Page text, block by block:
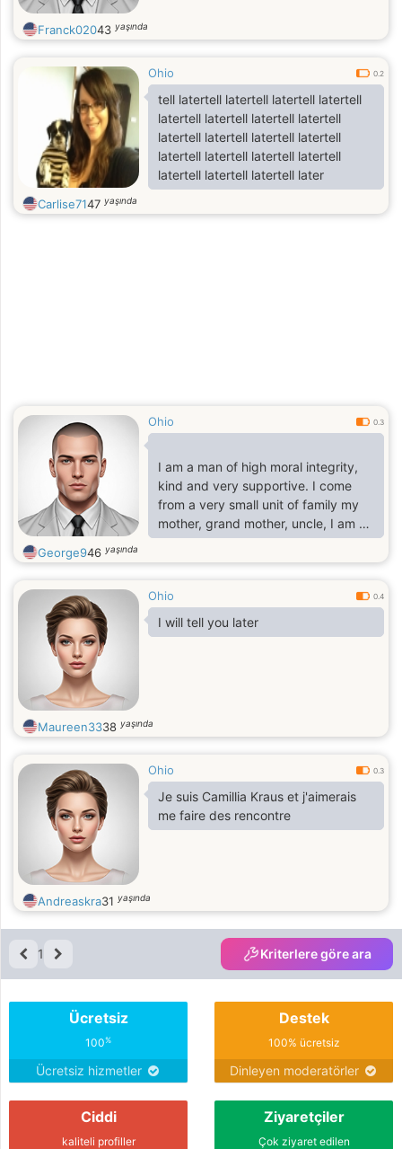
Franck02043 yaşında
Ohio 0.2
tell latertell latertell latertell latertell
latertell latertell latertell latertell
latertell latertell latertell latertell
latertell latertell latertell latertell
latertell latertell latertell later
Carlise7147 yaşında
Ohio 0.3
I am a man of high moral integrity,
kind and very supportive. I come
from a very small unit of family my
mother, grand mother, uncle, I am a
nice, honest and good hearted man,
with so much love and tender care,
woman, have so much love to give.
George946 yaşında
Ohio 0.4
I will tell you later
Maureen3338 yaşında
Ohio 0.3
Je suis Camillia Kraus et j'aimerais
me faire des rencontre
Andreaskra31 yaşında
1 Kriterlere göre ara
Ücretsiz
100%
Ücretsiz hizmetler
Destek
100% ücretsiz
Dinleyen moderatörler
Ciddi
kaliteli profiller
Ziyaretçiler
Çok ziyaret edilen